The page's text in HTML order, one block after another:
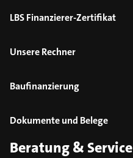
LBS Finanzierer-Zertifikat
Unsere Rechner
Baufinanzierung
Dokumente und Belege
Beratung & Service